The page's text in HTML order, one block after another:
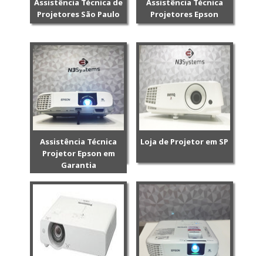
Assistência Técnica de
Projetores São Paulo
Assistência Técnica
Projetores Epson
Assistência Técnica
Projetor Epson em
Garantia
Loja de Projetor em SP